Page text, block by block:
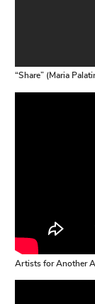
“Share” (Maria
Artists for Another